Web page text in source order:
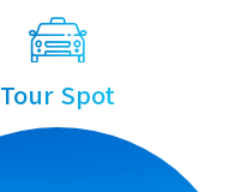
Tour Spot